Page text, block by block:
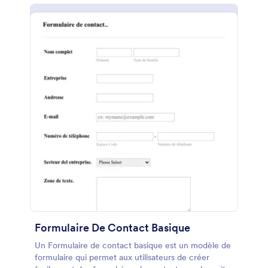
dans laquelle les étudiants peuvent envoyer tous
ou poser des questions concernant relatif à son
Formulaire De Contact Basique
Un Formulaire de contact basique est un modèle de
formulaire qui permet aux utilisateurs de créer